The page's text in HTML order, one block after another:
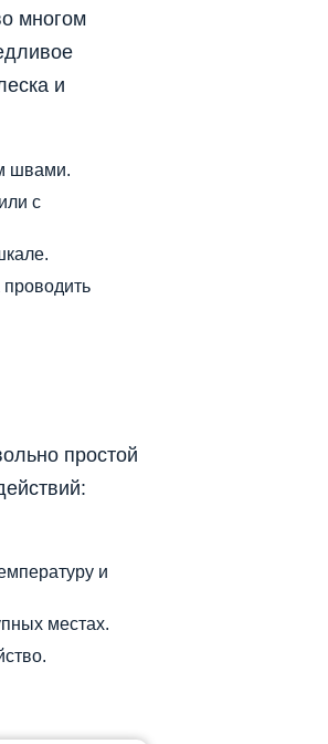
многом
и
швами.
с
простой
и
местах.